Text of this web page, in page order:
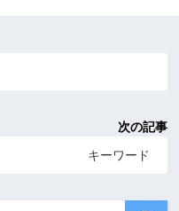
次の記事
キーワード